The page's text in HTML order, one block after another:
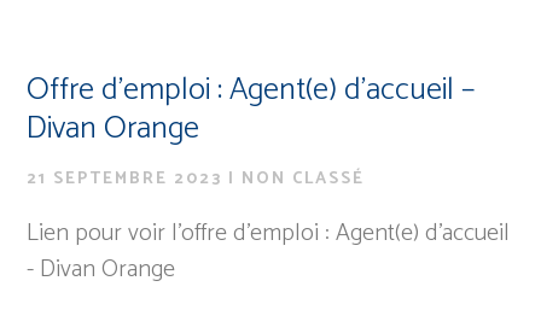
Offre d’emploi : Agent(e) d’accueil –
Divan Orange
21 SEPTEMBRE 2023 | NON CLASSÉ
Lien pour voir l'offre d'emploi : Agent(e) d'accueil
- Divan Orange